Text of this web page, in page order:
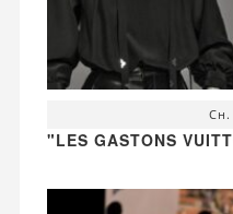
Сн.
"LES GASTONS